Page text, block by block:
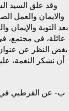
وقد علق السيد
والايمان والعمل
بعد التوبة
عائلة، في مجتمع،
بغض النظر عن عنوان
أن نشكر النعمة،
ب- عن القرطبي في